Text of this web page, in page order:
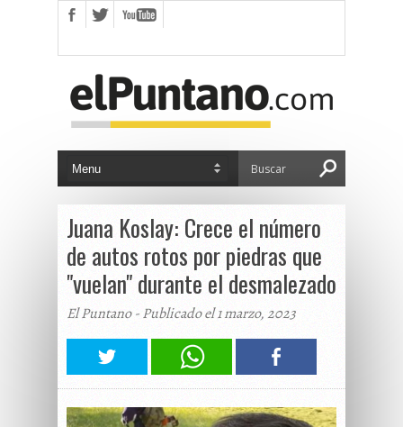
Juana Koslay: Crece el número
de autos rotos por piedras que
"vuelan" durante el desmalezado
El Puntano - Publicado el 1 marzo, 2023